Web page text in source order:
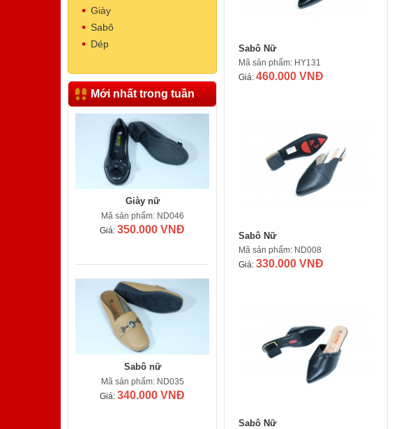
Sabô Nữ
Mã sản phẩm: HY131
Giá: 460.000 VNĐ
Sabô Nữ
Mã sản phẩm: ND008
Giá: 330.000 VNĐ
Sabô Nữ
Giày
Sabô
Dép
Mới nhất trong tuần
Giá:500.000 VNĐ
Giày nữ
Mã sản phẩm: ND046
Giá: 350.000 VNĐ
Sabô nữ
Mã sản phẩm: ND035
Giá: 340.000 VNĐ